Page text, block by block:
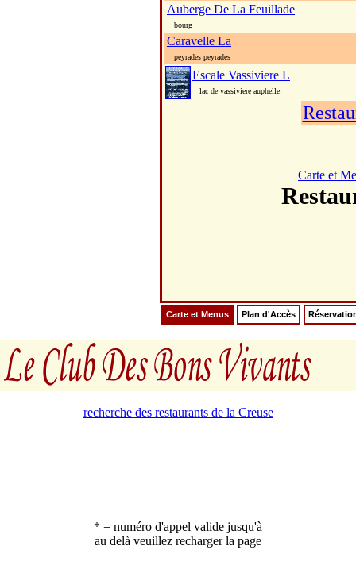
Auberge De La Feuillade
bourg
Caravelle La
peyrades peyrades
Escale Vassiviere L
lac de vassiviere auphelle
Carte et
Carte et Menus Plan d'Accès
recherche des restaurants de la Creuse
* = numéro d'appel valide jusqu'à
au delà veuillez recharger la page